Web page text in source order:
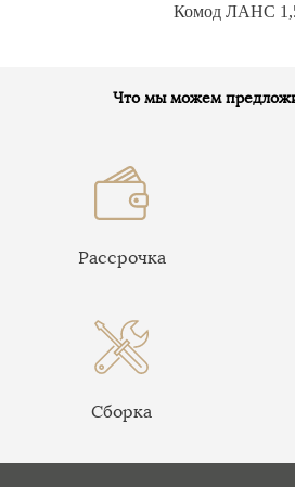
Комод ЛАНС
Что мы можем
Рассрочка
Сборка